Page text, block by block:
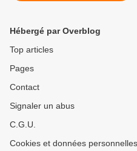
Hébergé par Overblog
Top articles
Pages
Contact
Signaler un abus
C.G.U.
Cookies et données personnelles